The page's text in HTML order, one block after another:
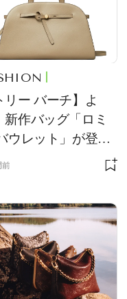
リー バーチ】よ
新作バッグ「ロミ
ウレット」が登
デザイン性と収納